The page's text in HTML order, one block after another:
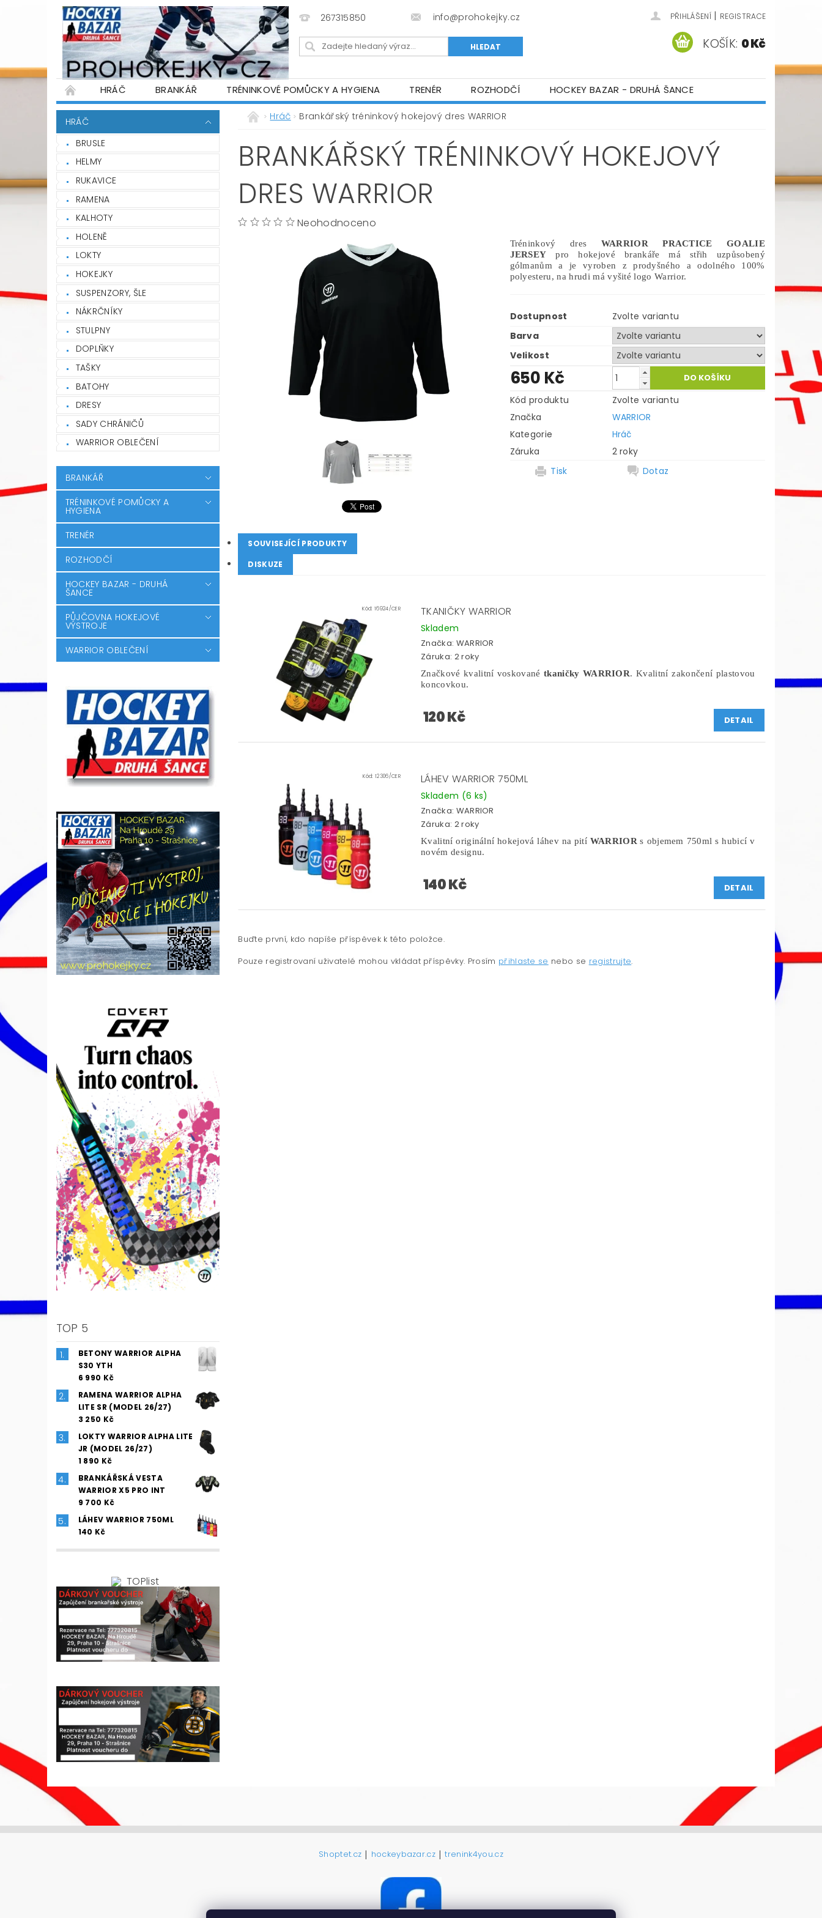
267315850 info@prohokejky.cz PŘIHLÁŠENÍ | REGISTRACE
KOŠÍK: 0 Kč
HRÁČ BRANKÁŘ TRÉNINKOVÉ POMŮCKY A HYGIENA TRENÉR ROZHODČÍ
HOCKEY BAZAR - DRUHÁ ŠANCE
PŮJČOVNA HOKEJOVÉ VÝSTROJE
WARRIOR OBLEČENÍ OBCHODNÍ PODMÍNKY NAPIŠTE NÁM
PODMÍNKY OCHRANY OSOBNÍCH ÚDAJŮ
HRÁČ
BRUSLE
HELMY
RUKAVICE
RAMENA
KALHOTY
HOLENĚ
LOKTY
HOKEJKY
SUSPENZORY, ŠLE
NÁKRČNÍKY
STULPNY
DOPLŇKY
TAŠKY
BATOHY
DRESY
SADY CHRÁNIČŮ
WARRIOR OBLEČENÍ
BRANKÁŘ
TRÉNINKOVÉ POMŮCKY A
HYGIENA
TRENÉR
ROZHODČÍ
HOCKEY BAZAR - DRUHÁ
ŠANCE
PŮJČOVNA HOKEJOVÉ
VÝSTROJE
WARRIOR OBLEČENÍ
TOP 5
BETONY WARRIOR ALPHA
S30 YTH
6 990 Kč
RAMENA WARRIOR ALPHA
LITE SR (MODEL 26/27)
3 250 Kč
LOKTY WARRIOR ALPHA LITE
JR (MODEL 26/27)
1 890 Kč
BRANKÁŘSKÁ VESTA
WARRIOR X5 PRO INT
9 700 Kč
LÁHEV WARRIOR 750ML
140 Kč
Hráč Brankářský tréninkový hokejový dres WARRIOR
BRANKÁŘSKÝ TRÉNINKOVÝ HOKEJOVÝ
DRES WARRIOR
Neohodnoceno
Tréninkový dres WARRIOR PRACTICE GOALIE
JERSEY pro hokejové brankáře má střih uzpůsobený
gólmanům a je vyroben z prodyšného a odolného 100%
polyesteru, na hrudi má vyšité logo Warrior.
Dostupnost
Zvolte variantu
Barva
Velikost
650 Kč
Kód produktu
Zvolte variantu
Značka
WARRIOR
Kategorie
Hráč
Záruka
2 roky
Tisk
Dotaz
SOUVISEJÍCÍ PRODUKTY
DISKUZE
Kód: 16924/CER TKANIČKY WARRIOR
Skladem
Značka: WARRIOR
Záruka: 2 roky
Značkové kvalitní voskované tkaničky WARRIOR. Kvalitní zakončení plastovou
koncovkou.
120 Kč DETAIL
Kód: 12306/CER LÁHEV WARRIOR 750ML
Skladem (6 ks)
Značka: WARRIOR
Záruka: 2 roky
Kvalitní originální hokejová láhev na pití WARRIORs objemem 750ml s hubicí v
novém designu.
140 Kč DETAIL
Buďte první, kdo napíše příspěvek k této položce.
Pouze registrovaní uživatelé mohou vkládat příspěvky. Prosím přihlaste se nebo se registrujte.
Shoptet.cz | hockeybazar.cz | trenink4you.cz